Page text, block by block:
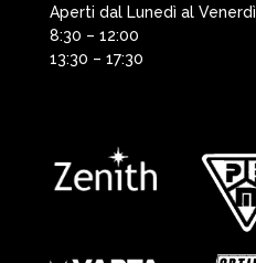
Aperti dal Lunedì al Venerdì
8:30 – 12:00
13:30 – 17:30